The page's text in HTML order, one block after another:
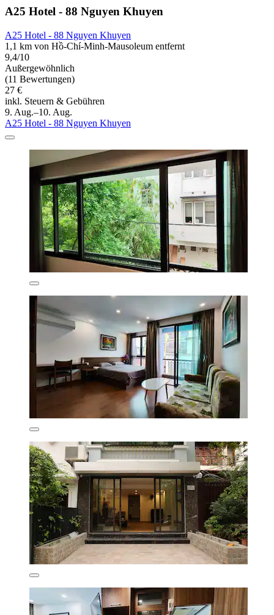
A25 Hotel - 88 Nguyen Khuyen
A25 Hotel - 88 Nguyen Khuyen
1,1 km von Hồ-Chí-Minh-Mausoleum entfernt
9,4/10
Außergewöhnlich
(11 Bewertungen)
27 €
inkl. Steuern & Gebühren
9. Aug.–10. Aug.
A25 Hotel - 88 Nguyen Khuyen